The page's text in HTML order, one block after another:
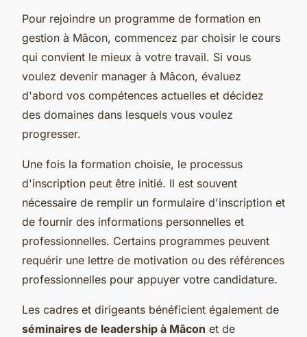
Pour rejoindre un programme de formation en
gestion à Mâcon, commencez par choisir le cours
qui convient le mieux à votre travail. Si vous
voulez devenir manager à Mâcon, évaluez
d'abord vos compétences actuelles et décidez
des domaines dans lesquels vous voulez
progresser.
Une fois la formation choisie, le processus
d'inscription peut être initié. Il est souvent
nécessaire de remplir un formulaire d'inscription et
de fournir des informations personnelles et
professionnelles. Certains programmes peuvent
requérir une lettre de motivation ou des références
professionnelles pour appuyer votre candidature.
Les cadres et dirigeants bénéficient également de
séminaires de leadership à Mâcon et de